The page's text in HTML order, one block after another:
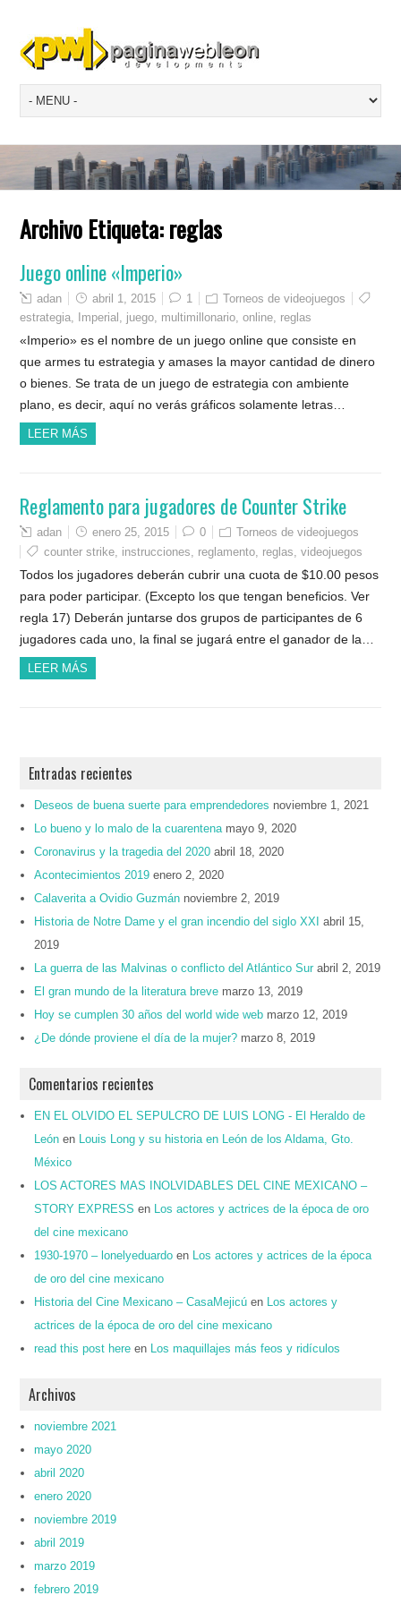
Archivo Etiqueta:reglas
Juego online «Imperio»
adan abril 1, 2015 1
Torneos de videojuegos
estrategia
Imperial juego multimillonario ,online reglas
«Imperio» es el nombre de un juego online que consiste en
que armes tu estrategia y amases la mayor cantidad de dinero
o bienes. Se trata de un juego de estrategia con ambiente
plano, es decir, aquí no verás gráficos solamente letras…
LEER MÁS
Reglamento para jugadores de Counter Strike
adan enero 25, 2015 0
Torneos de videojuegos
counter strike instrucciones reglamento reglas ,videojuegos
Todos los jugadores deberán cubrir una cuota de $10.00 pesos
para poder participar. (Excepto los que tengan beneficios. Ver
regla 17) Deberán juntarse dos grupos de participantes de 6
jugadores cada uno, la final se jugará entre el ganador de la…
LEER MÁS
Entradas recientes
Deseos de buena suerte para emprendedores noviembre 1, 2021
Lo bueno y lo malo de la cuarentena mayo 9, 2020
Coronavirus y la tragedia del 2020 abril 18, 2020
Acontecimientos 2019 enero 2, 2020
Calaverita a Ovidio Guzmán noviembre 2, 2019
Historia de Notre Dame y el gran incendio del siglo XXI
abril 15,
2019
La guerra de las Malvinas o conflicto del Atlántico Sur abril 2, 2019
El gran mundo de la literatura breve marzo 13, 2019
Hoy se cumplen 30 años del world wide web marzo 12, 2019
¿De dónde proviene el día de la mujer? marzo 8, 2019
Comentarios recientes
EN EL OLVIDO EL SEPULCRO DE LUIS LONG - El Heraldo de
León en
Louis Long y su historia en León de los Aldama, Gto.
México
LOS ACTORES MAS INOLVIDABLES DEL CINE MEXICANO –
STORY EXPRESS en
Los actores y actrices de la época de oro
del cine mexicano
1930-1970 – lonelyeduardo en
Los actores y actrices de la época
de oro del cine mexicano
Historia del Cine Mexicano – CasaMejicú en
Los actores y
actrices de la época de oro del cine mexicano
read this post here en Los maquillajes más feos y ridículos
Archivos
noviembre 2021
mayo 2020
abril 2020
enero 2020
noviembre 2019
abril 2019
marzo 2019
febrero 2019